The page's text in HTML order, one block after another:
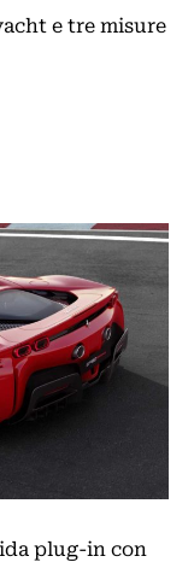
e tre misure
plug-in con